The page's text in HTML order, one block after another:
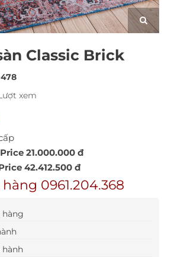
Classic Brick
xem
Price 21.000.000 đ
42.412.500 đ
0961.204.368
hàng